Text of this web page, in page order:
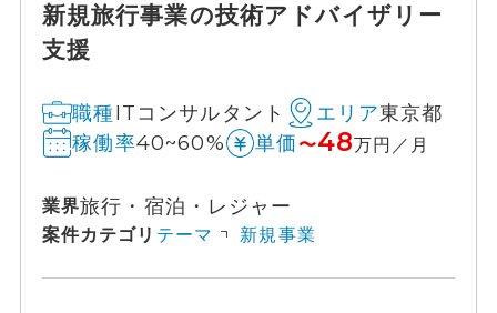
お役立ちコンテンツ
新規旅行事業の技術アドバイザリー
支援
職種ITコンサルタント エリア東京都
稼働率40~60% 単価 〜48万円／月
業界旅行・宿泊・レジャー
案件カテゴリ テーマ 新規事業